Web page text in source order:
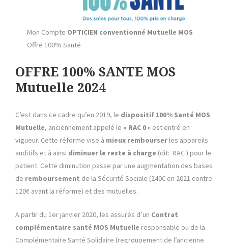
Mon Compte OPTICIEN conventionné Mutuelle MOS
Offre 100% Santé
OFFRE 100% SANTE MOS
Mutuelle 2024
C’est dans ce cadre qu’en 2019, le dispositif 100% Santé MOS
Mutuelle, anciennement appelé le « RAC 0 » est entré en
vigueur. Cette réforme vise à mieux rembourser les appareils
auditifs et à ainsi diminuer le reste à charge (dit: RAC ) pour le
patient. Cette diminution passe par une augmentation des bases
de remboursement de la Sécurité Sociale (240€ en 2021 contre
120€ avant la réforme) et des mutuelles.
A partir du 1er janvier 2020, les assurés d’un Contrat
complémentaire santé MOS Mutuelle responsable ou de la
Complémentaire Santé Solidaire (regroupement de l’ancienne